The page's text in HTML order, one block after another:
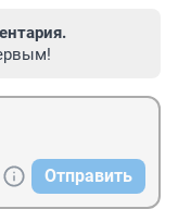
Отправить